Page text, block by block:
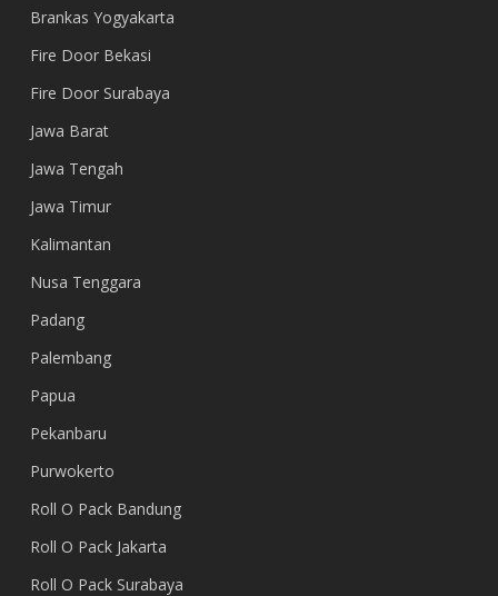
Brankas Yogyakarta
Fire Door Bekasi
Fire Door Surabaya
Jawa Barat
Jawa Tengah
Jawa Timur
Kalimantan
Nusa Tenggara
Padang
Palembang
Papua
Pekanbaru
Purwokerto
Roll O Pack Bandung
Roll O Pack Jakarta
Roll O Pack Surabaya